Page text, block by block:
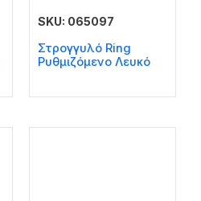
SKU: 065097
Στρογγυλό Ring
Ρυθμιζόμενο Λευκό